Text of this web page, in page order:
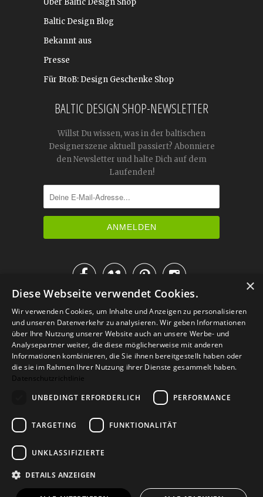
Über Baltic Design Shop
Baltic Design Blog
Bekannt aus
Presse
Für BtoB: Design Geschenke Shop
BALTIC DESIGN SHOP-NEWSLETTER
Willst Du wissen, was in der baltischen
Designerszene aktuell passiert? Abonniere
den Newsletter und halte Dich auf dem
Laufenden!

IM KATALOG BLÄTTERN
Versand Zahlarten
Retoure
Widerrufsformular
© 2026Baltic Design Shop. Baltic Design Shop
×
Diese Webseite verwendet Cookies.
Wir verwenden Cookies, um Inhalte und Anzeigen zu personalisieren
und unseren Datenverkehr zu analysieren. Wir geben Informationen
über Ihre Nutzung unserer Website auch an unsere Werbe- und
Analysepartner weiter, die diese möglicherweise mit anderen
Informationen kombinieren, die Sie ihnen bereitgestellt haben oder
die sie im Rahmen Ihrer Nutzung ihrer Dienste gesammelt haben.
Datenschutzrichtlinie
UNBEDINGT ERFORDERLICH
PERFORMANCE
TARGETING FUNKTIONALITÄT
UNKLASSIFIZIERTE
DETAILS ANZEIGEN